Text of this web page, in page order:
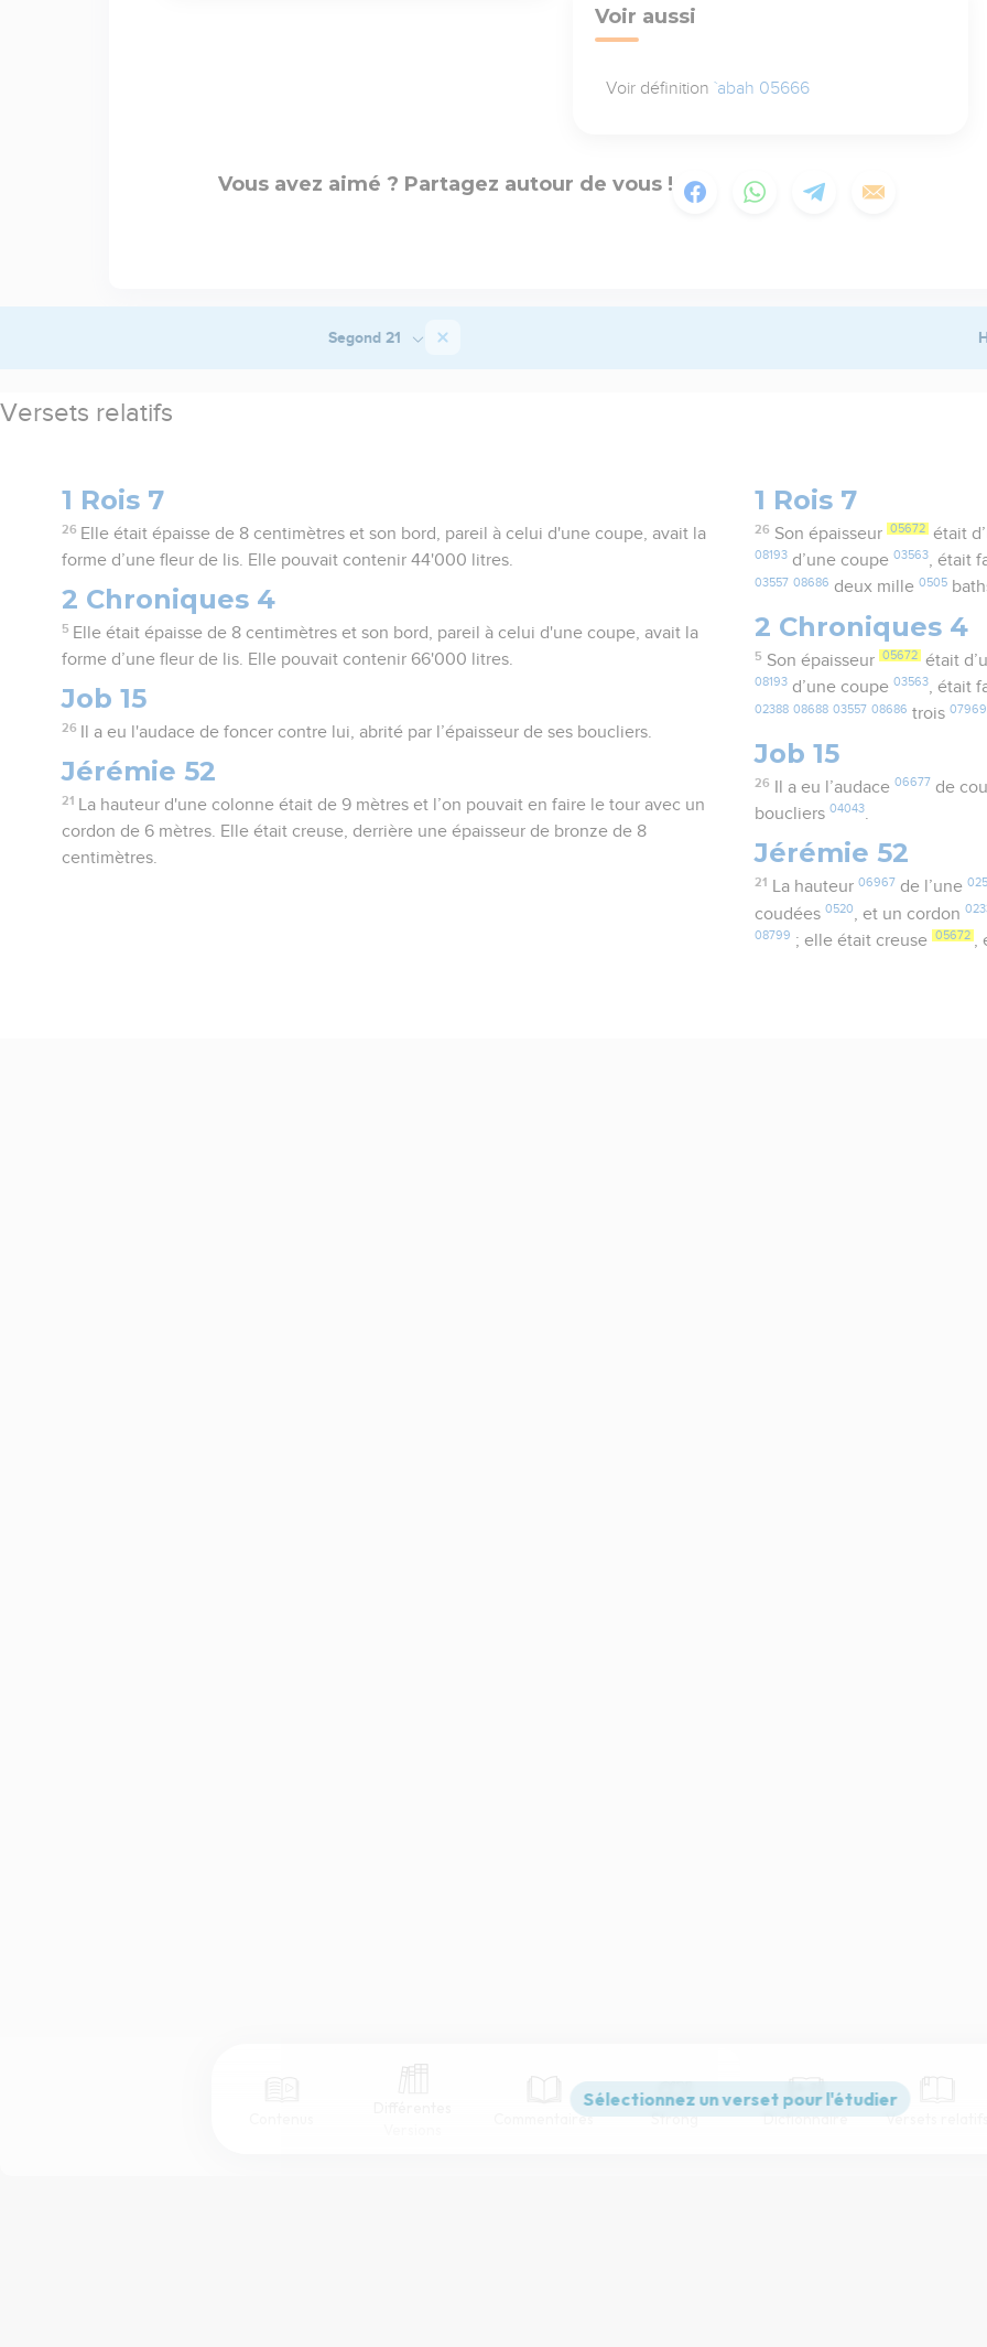
Voir aussi
Voir définition `abah 05666
Vous avez aimé ? Partagez autour de vous !
Commentaires Strong Dictionnaire Versets relatifs
Segond 21
Versets relatifs
1 Rois 7
26 Elle était épaisse de 8 centimètres et son bord, pareil à celui d'une coupe, avait la
forme d’une fleur de lis. Elle pouvait contenir 44'000 litres.
2 Chroniques 4
5 Elle était épaisse de 8 centimètres et son bord, pareil à celui d'une coupe, avait la
forme d’une fleur de lis. Elle pouvait contenir 66'000 litres.
Job 15
26 Il a eu l'audace de foncer contre lui, abrité par l’épaisseur de ses boucliers.
Jérémie 52
21
La hauteur d'une colonne était de 9 mètres et l’on pouvait en faire le tour avec un
cordon de 6 mètres. Elle était creuse, derrière une épaisseur de bronze de 8
centimètres.
1 Rois 7
26 Son épaisseur 05672 était
08193 d’une coupe03563, était
03557 08686 deux mille0505
2 Chroniques 4
5 Son épaisseur 05672 était
08193 d’une coupe03563, était
02388 08688 03557 08686 trois07969
Job 15
26 Il a eu l’audace 06677 de
boucliers04043.
Jérémie 52
21 La hauteur 06967 de l’une
coudées0520 , et un cordon
08799 ; elle était creuse 05672 ,